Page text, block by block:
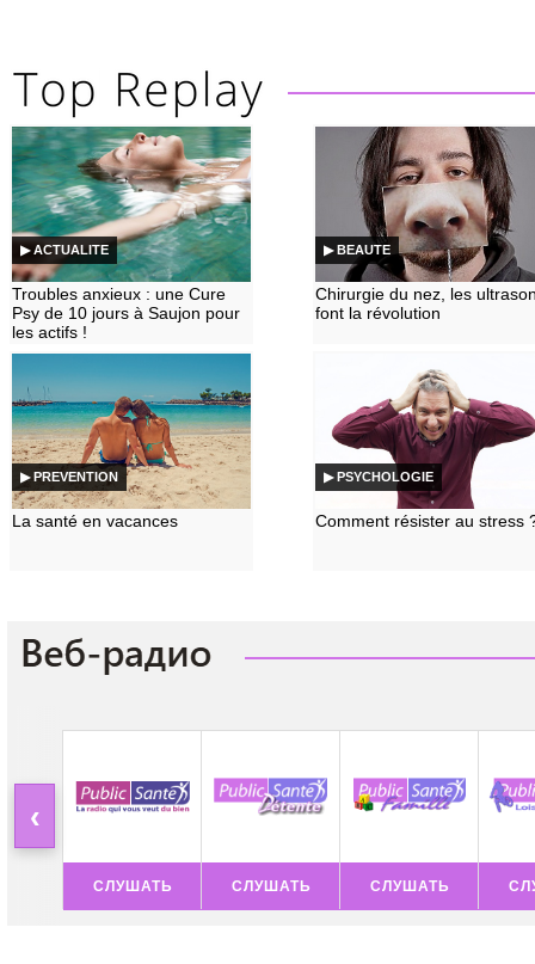
▶ ACTUALITE
Troubles anxieux : une Cure
Psy de 10 jours à Saujon pour
les actifs !
▶ BEAUTE
Chirurgie du nez, les
font la révolution
▶ PREVENTION
La santé en vacances
▶ PSYCHOLOGIE
Comment résister au stress
‹
СЛУШАТЬ СЛУШАТЬ СЛУШАТЬ